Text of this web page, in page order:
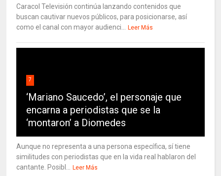
Caracol Televisión continúa lanzando contenidos que
buscan cautivar nuevos públicos, para posicionarse, así
como el canal con mayor audienci...
Leer Más
7
‘Mariano Saucedo’, el personaje que
encarna a periodistas que se la
‘montaron’ a Diomedes
Aunque no representa a una persona específica, sí tiene
similitudes con periodistas que en la vida real hablaron del
cantante. Posibl...
Leer Más